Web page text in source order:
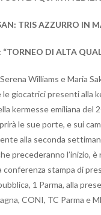
TRIS AZZURRO IN
“TORNEO DI ALTA
Williams e Maria
giocatrici presenti
kermesse emiliana del
le sue porte, e sui
alla seconda
precederanno l’inizio,
stampa di
1 Parma, alla
CONI, TC Parma e